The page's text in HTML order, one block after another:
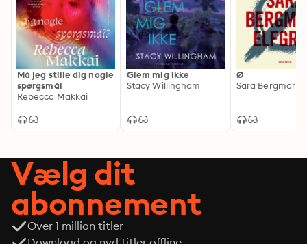
Må jeg stille dig nogle
spørgsmål
Rebecca Makkai
Glem mig ikke
Stacy Willingham
Ø
Sara Bergmark
Vælg dit
abonnement
Over 1 million titler